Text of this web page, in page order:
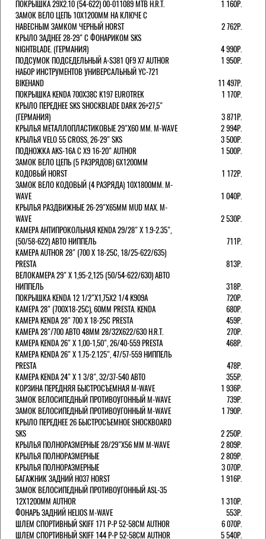
ПОКРЫШКА 29X2.10 (54-622) 00-011089 MTB H.R.T.
1 160Р.
ЗАМОК ВЕЛО ЦЕПЬ 10Х1200ММ НА КЛЮЧЕ С
НАВЕСНЫМ ЗАМКОМ ЧЕРНЫЙ HORST
2 762Р.
КРЫЛО ЗАДНЕЕ 28-29" С ФОНАРИКОМ SKS
NIGHTBLADE. (ГЕРМАНИЯ)
4 990Р.
ПОДСУМОК ПОДСЕДЕЛЬНЫЙ A-S381 QF9 X7 AUTHOR
1 950Р.
НАБОР ИНСТРУМЕНТОВ УНИВЕРСАЛЬНЫЙ YC-721
BIKEHAND
11 497Р.
ПОКРЫШКА KENDA 700Х38С K197 EUROTREK
1 170Р.
КРЫЛО ПЕРЕДНЕЕ SKS SHOCKBLADE DARK 26+27,5"
(ГЕРМАНИЯ)
3 871Р.
КРЫЛЬЯ МЕТАЛЛОПЛАСТИКОВЫЕ 29"Х60 ММ. M-WAVE
2 994Р.
КРЫЛЬЯ VELO 55 CROSS, 26-29" SKS
3 500Р.
ПОДНОЖКА AKS-16A C X9 16-20" AUTHOR
1 500Р.
ЗАМОК ВЕЛО ЦЕПЬ (5 РАЗРЯДОВ) 6Х1200ММ
КОДОВЫЙ HORST
1 172Р.
ЗАМОК ВЕЛО КОДОВЫЙ (4 РАЗРЯДА) 10Х1800ММ. M-
WAVE
1 040Р.
КРЫЛЬЯ РАЗДВИЖНЫЕ 26-29"Х65ММ MUD MAX. M-
WAVE
2 530Р.
КАМЕРА АНТИПРОКОЛЬНАЯ KENDA 29/28" Х 1.9-2.35",
(50/58-622) АВТО НИППЕЛЬ
711Р.
КАМЕРА AUTHOR 28" (700 Х 18-25С, 18/25-622/635)
PRESTA
813Р.
ВЕЛОКАМЕРА 29" X 1,95-2,125 (50/54-622/630) АВТО
НИППЕЛЬ
318Р.
ПОКРЫШКА KENDA 12 1/2"Х1,75X2 1/4 K909A
720Р.
КАМЕРА 28" (700Х18-25С), 60ММ PRESTA. KENDA
680Р.
КАМЕРА KENDA 28" 700 Х 18-25С PRESTA
459Р.
КАМЕРА 28"/700 АВТО 48ММ 28/32Х622/630 H.R.T.
270Р.
КАМЕРА KENDA 26" Х 1,00-1,50", 26/40-559 PRESTA
468Р.
КАМЕРА KENDA 26" Х 1.75-2.125", 47/57-559 НИППЕЛЬ
PRESTA
478Р.
КАМЕРА KENDA 24" Х 1 3/8", 32/37-540 АВТО
355Р.
КОРЗИНА ПЕРЕДНЯЯ БЫСТРОСЪЕМНАЯ M-WAVE
1 936Р.
ЗАМОК ВЕЛОСИПЕДНЫЙ ПРОТИВОУГОННЫЙ M-WAVE
739Р.
ЗАМОК ВЕЛОСИПЕДНЫЙ ПРОТИВОУГОННЫЙ M-WAVE
1 790Р.
КРЫЛО ПЕРЕДНЕЕ 26 БЫСТРОСЪЕМНОЕ SHOCKBOARD
SKS
2 250Р.
КРЫЛЬЯ ПОЛНОРАЗМЕРНЫЕ 28/29"Х56 ММ M-WAVE
2 809Р.
КРЫЛЬЯ ПОЛНОРАЗМЕРНЫЕ
2 809Р.
КРЫЛЬЯ ПОЛНОРАЗМЕРНЫЕ
3 070Р.
БАГАЖНИК ЗАДНИЙ H037 HORST
1 916Р.
ЗАМОК ВЕЛОСИПЕДНЫЙ ПРОТИВОУГОННЫЙ ASL-35
12Х1200ММ AUTHOR
1 310Р.
ФОНАРЬ ЗАДНИЙ HELIOS M-WAVE
553Р.
ШЛЕМ СПОРТИВНЫЙ SKIFF 171 Р-Р 52-58СМ AUTHOR
6 070Р.
ШЛЕМ СПОРТИВНЫЙ SKIFF 144 Р-Р 52-58СМ AUTHOR
5 540Р.